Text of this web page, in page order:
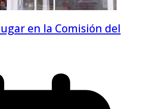
en la Comisión del